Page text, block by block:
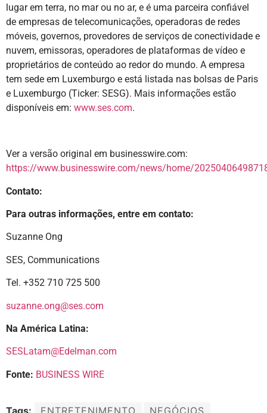
lugar em terra, no mar ou no ar, e é uma parceira confiável
de empresas de telecomunicações, operadoras de redes
móveis, governos, provedores de serviços de conectividade e
nuvem, emissoras, operadores de plataformas de vídeo e
proprietários de conteúdo ao redor do mundo. A empresa
tem sede em Luxemburgo e está listada nas bolsas de Paris
e Luxemburgo (Ticker: SESG). Mais informações estão
disponíveis em: www.ses.com.
Ver a versão original em businesswire.com:
https://www.businesswire.com/news/home/
Contato:
Para outras informações, entre em contato:
Suzanne Ong
SES, Communications
Tel. +352 710 725 500
suzanne.ong@ses.com
Na América Latina:
SESLatam@Edelman.com
Fonte: BUSINESS WIRE